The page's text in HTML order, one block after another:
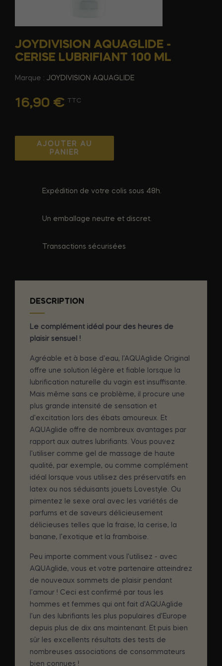
JOYDIVISION AQUAGLIDE -
CERISE LUBRIFIANT 100 ML
Marque : JOYDIVISION AQUAGLIDE
16,90 € TTC
AJOUTER AU
PANIER
Expédition de votre colis sous 48h.
Un emballage neutre et discret.
Transactions sécurisées
DESCRIPTION
Le complément idéal pour des heures de
plaisir sensuel !
Agréable et à base d'eau, l'AQUAglide Original
offre une solution légère et fiable lorsque la
lubrification naturelle du vagin est insuffisante.
Mais même sans ce problème, il procure une
plus grande intensité de sensation et
d'excitation lors des ébats amoureux. Et
AQUAglide offre de nombreux avantages par
rapport aux autres lubrifiants. Vous pouvez
l'utiliser comme gel de massage de haute
qualité, par exemple, ou comme complément
idéal lorsque vous utilisez des préservatifs en
latex ou nos séduisants jouets Lovestyle. Ou
pimentez le sexe oral avec les variétés de
parfums et de saveurs délicieusement
délicieuses telles que la fraise, la cerise, la
banane, l'exotique et la framboise.
Peu importe comment vous l'utilisez - avec
AQUAglide, vous et votre partenaire atteindrez
de nouveaux sommets de plaisir pendant
l'amour ! Ceci est confirmé par tous les
hommes et femmes qui ont fait d'AQUAglide
l'un des lubrifiants les plus populaires d'Europe
depuis plus de dix ans maintenant. Et puis bien
sûr les excellents résultats des tests de
nombreuses associations de consommateurs
bien connues !